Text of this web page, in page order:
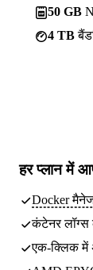
50 GB
4 TB
हर प्लान में
Docker
कंटेनर लॉग्स
एक-क्लिक